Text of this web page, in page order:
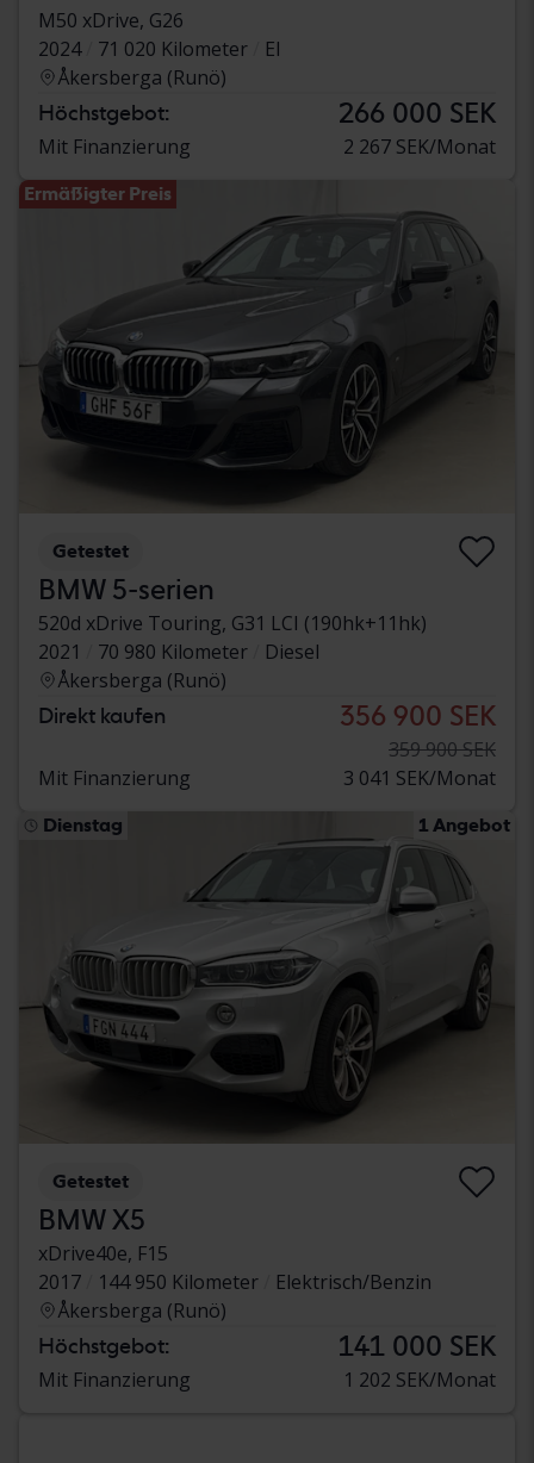
M50 xDrive, G26
2024
71 020 Kilometer
El
Åkersberga (Runö)
Höchstgebot: 266 000 SEK
Mit Finanzierung 2 267 SEK/Monat
Ermäßigter Preis
Getestet
BMW 5-serien
520d xDrive Touring, G31 LCI (190hk+11hk)
2021
70 980 Kilometer
Diesel
Åkersberga (Runö)
Direkt kaufen 356 900 SEK
359 900 SEK
Mit Finanzierung
3 041 SEK/Monat
Dienstag 1 Angebot
Getestet
BMW X5
xDrive40e, F15
2017
144 950 Kilometer
Elektrisch/Benzin
Åkersberga (Runö)
Höchstgebot: 141 000 SEK
Mit Finanzierung 1 202 SEK/Monat